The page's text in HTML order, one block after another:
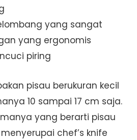
yang sangat
yang ergonomis
piring
pisau berukuran kecil
10 sampai 17 cm saja.
yang berarti pisau
chef’s knife